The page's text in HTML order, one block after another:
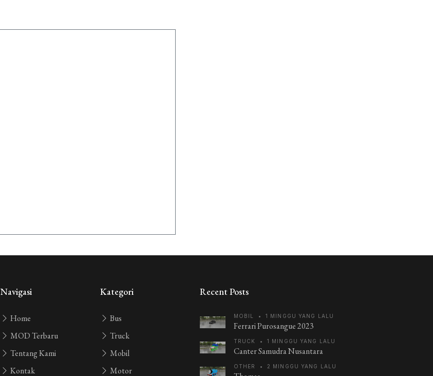
Navigasi
Home
MOD Terbaru
Tentang Kami
Kontak
Kategori
Bus
Truck
Mobil
Motor
Recent Posts
MOBIL • 1 MINGGU YANG LALU
Ferrari Purosangue 2023
TRUCK • 1 MINGGU YANG LALU
Canter Samudra Nusantara
OTHER • 2 MINGGU YANG LALU